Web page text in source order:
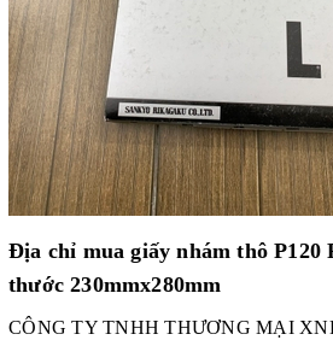
Địa chỉ mua giấy nhám thô P120
thước 230mmx280mm
CÔNG TY TNHH THƯƠNG MẠI